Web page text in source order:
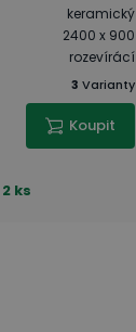
keramický
2400 x 900
rozevírácí
3 Varianty
Koupit
2 ks